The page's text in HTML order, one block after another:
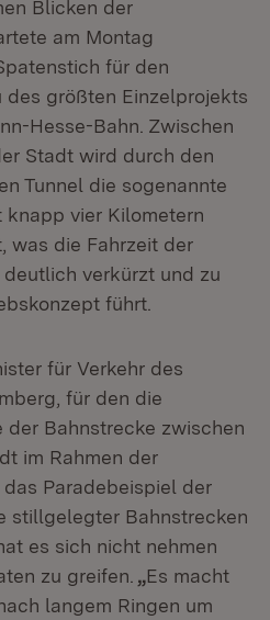
Blicken der
am Montag
für den
des größten Einzelprojekts
Hesse-Bahn. Zwischen
Stadt wird durch den
Tunnel die sogenannte
vier Kilometern
was die Fahrzeit der
verkürzt und zu
führt.
für Verkehr des
für den die
der Bahnstrecke zwischen
im Rahmen der
Paradebeispiel der
stillgelegter Bahnstrecken
es sich nicht nehmen
zu greifen. „Es macht
langem Ringen um